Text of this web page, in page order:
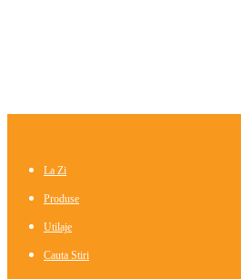
La Zi
Produse
Utilaje
Cauta Stiri